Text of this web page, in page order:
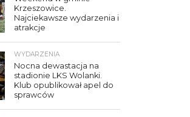
Krzeszowice.
Najciekawsze wydarzenia i
atrakcje
WYDARZENIA
Nocna dewastacja na
stadionie LKS Wolanki.
Klub opublikował apel do
sprawców